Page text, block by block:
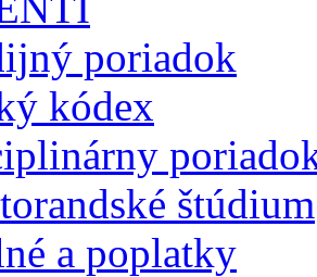
poriadok
kódex
štúdium
a poplatky